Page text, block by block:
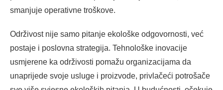
smanjuje operativne troškove.
Održivost nije samo pitanje ekološke odgovornosti, već
postaje i poslovna strategija. Tehnološke inovacije
usmjerene ka održivosti pomažu organizacijama da
unaprijede svoje usluge i proizvode, privlačeći potrošače